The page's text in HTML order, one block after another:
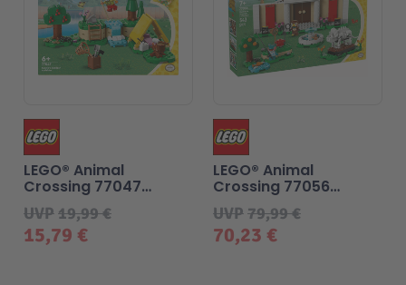
15,79 €
UVP19,99 €
LEGO® Animal
Crossing 77047
Mimmis Outdoor-
Spaß
70,23 €
UVP79,99 €
LEGO® Animal
Crossing 77056
Eugens
Museumssammlung